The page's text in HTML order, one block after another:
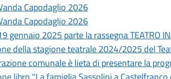
Capodaglio 2026
Capodaglio 2026
gennaio 2025 parte la rassegna TEATRO
della stagione teatrale 2024/2025 del
comunale è lieta di presentare la